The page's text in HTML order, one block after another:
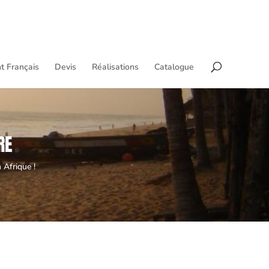
Français Devis Réalisations Catalogue
Afrique !